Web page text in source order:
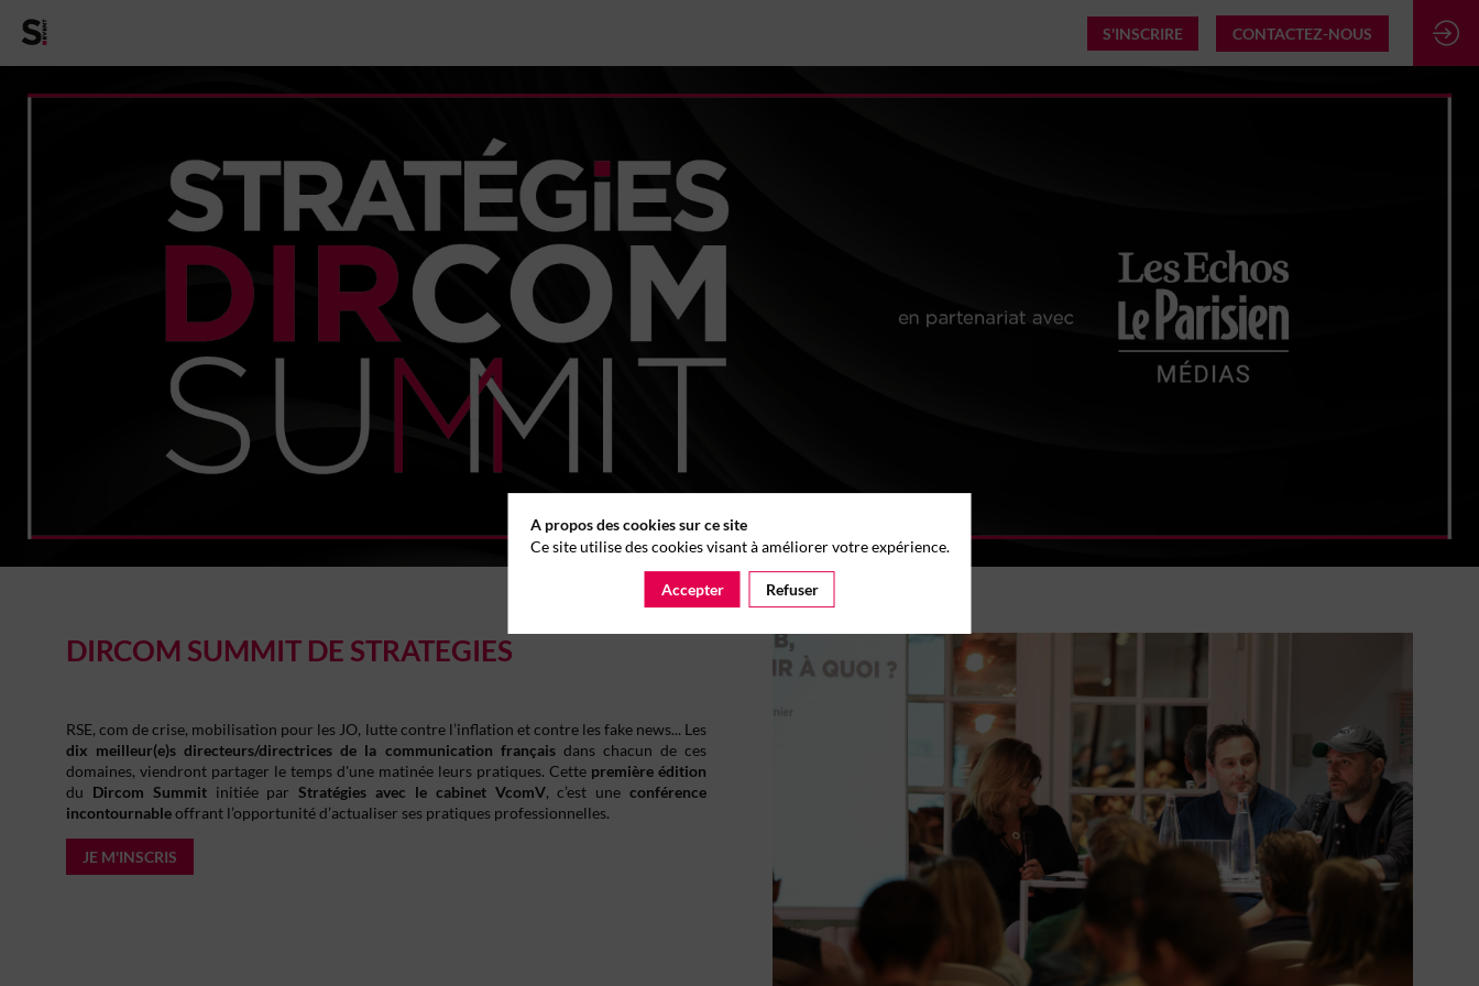
S'INSCRIRE CONTACTEZ-NOUS
DIRCOM SUMMIT DE STRATEGIES
RSE, com de crise, mobilisation pour les JO, lutte contre l’inflation et contre les fake news... Les
dix meilleur(e)s directeurs/directrices de la communication français dans chacun de ces
domaines, viendront partager le temps d'une matinée leurs pratiques. Cette première édition
du Dircom Summit initiée parStratégies avec le cabinet VcomV, c’est uneconférence
incontournableoffrant l’opportunité d’actualiser ses pratiques professionnelles.
JE M'INSCRIS
A propos des cookies sur ce site
Ce site utilise des cookies visant à améliorer votre expérience.
Accepter Refuser